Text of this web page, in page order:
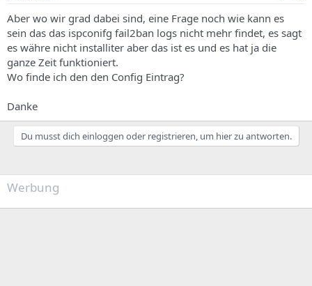
Aber wo wir grad dabei sind, eine Frage noch wie kann es
sein das das ispconifg fail2ban logs nicht mehr findet, es sagt
es währe nicht installiter aber das ist es und es hat ja die
ganze Zeit funktioniert.
Wo finde ich den den Config Eintrag?
Danke
Du musst dich einloggen oder registrieren, um hier zu antworten.
Werbung